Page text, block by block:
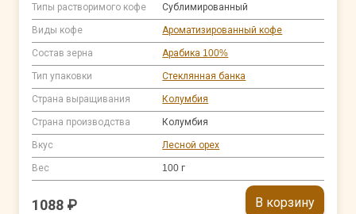
Типы растворимого кофе Сублимированный
Виды кофе Ароматизированный кофе
Состав зерна Арабика 100%
Тип упаковки Стеклянная банка
Страна выращивания Колумбия
Страна производства Колумбия
Вкус Лесной орех
Вес 100 г
1088 ₽ В корзину